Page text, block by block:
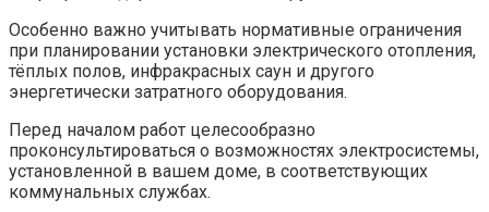
Особенно важно учитывать нормативные ограничения
при планировании установки электрического отопления,
тёплых полов, инфракрасных саун и другого
энергетически затратного оборудования.
Перед началом работ целесообразно
проконсультироваться о возможностях электросистемы,
установленной в вашем доме, в соответствующих
коммунальных службах.